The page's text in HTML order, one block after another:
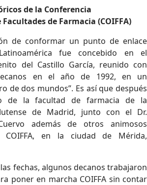
de la Conferencia
de Farmacia (COIFFA)
de conformar un punto de enlace
fue concebido en el
del Castillo García, reunido con
en el año de 1992, en un
de dos mundos”. Es así que después
de la facultad de farmacia de la
de Madrid, junto con el Dr.
además de otros animosos
COIFFA, en la ciudad de Mérida,
fechas, algunos decanos trabajaron
poner en marcha COIFFA sin contar